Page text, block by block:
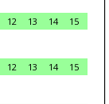
12 13 14
15
12 13 14
15